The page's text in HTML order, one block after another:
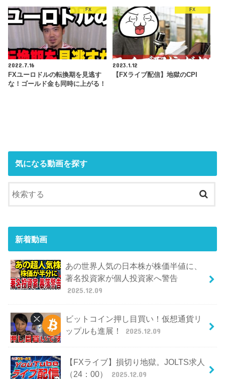
FX
2022.7.16
FXユーロドルの転換期を見逃す
な！ゴールド金も同時に上がる！
FX
2023.1.12
【FXライブ配信】地獄のCPI
気になる動画を探す
新着動画
あの世界人気の日本株が株価半値に、
著名投資家が個人投資家へ警告
2025.12.09
ビットコイン押し目買い！仮想通貨リ
ップルも進展！
2025.12.09
【FXライブ】損切り地獄。JOLTS求人
（24：00）
2025.12.09